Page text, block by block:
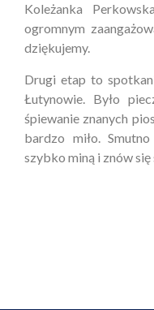
Koleżanka
ogromnym
Drugi etap to
Łutynowie. Było
śpiewanie znanych
bardzo miło.
szybko miną i znów się